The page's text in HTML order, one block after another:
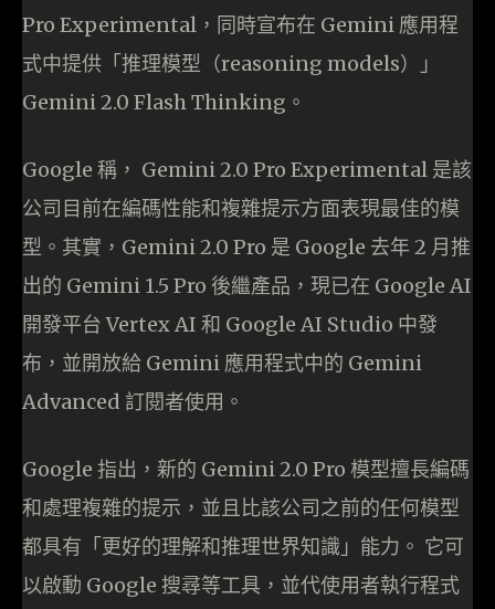
Pro Experimental，同時宣布在 Gemini 應用程
式中提供「推理模型（reasoning models）」
Gemini 2.0 Flash Thinking。
Google 稱， Gemini 2.0 Pro Experimental 是該
公司目前在編碼性能和複雜提示方面表現最佳的模
型。其實，Gemini 2.0 Pro 是 Google 去年 2 月推
出的 Gemini 1.5 Pro 後繼產品，現已在 Google AI
開發平台 Vertex AI 和 Google AI Studio 中發
布，並開放給 Gemini 應用程式中的 Gemini
Advanced 訂閱者使用。
Google 指出，新的 Gemini 2.0 Pro 模型擅長編碼
和處理複雜的提示，並且比該公司之前的任何模型
都具有「更好的理解和推理世界知識」能力。 它可
以啟動 Google 搜尋等工具，並代使用者執行程式